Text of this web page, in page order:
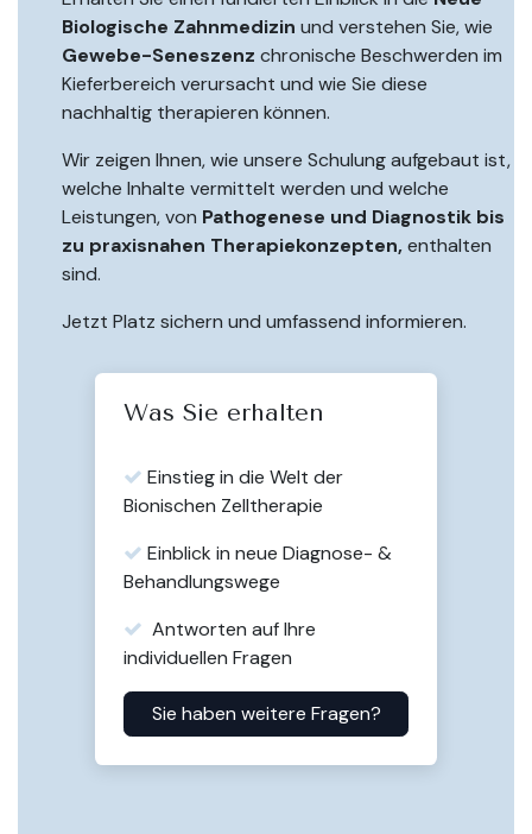
Biologische Zahnmedizin und verstehen Sie, wie
Gewebe-Seneszenz chronische Beschwerden im
Kieferbereich verursacht und wie Sie diese
nachhaltig therapieren können.
Wir zeigen Ihnen, wie unsere Schulung aufgebaut ist,
welche Inhalte vermittelt werden und welche
Leistungen, von Pathogenese und Diagnostik bis
zu praxisnahen Therapiekonzepten,enthalten
sind.
Jetzt Platz sichern und umfassend informieren.
Was Sie erhalten
Einstieg in die Welt der
Bionischen Zelltherapie
Einblick in neue Diagnose- &
Behandlungswege
Antworten auf Ihre
individuellen Fragen
Sie haben weitere Fragen?